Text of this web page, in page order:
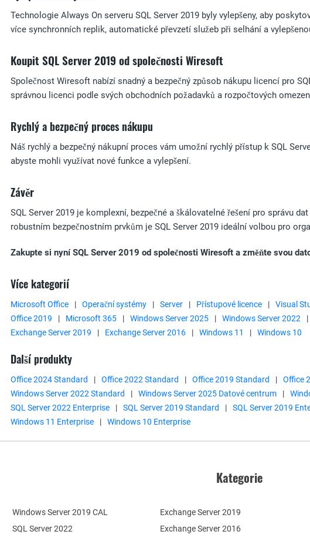
Technologie Always On serveru SQL Server 2019 byly vylepšeny, aby
více synchronních replik, automatické převzetí služeb při selhání a
Koupit SQL Server 2019 od společnosti Wiresoft
Společnost Wiresoft nabízí snadný a bezpečný způsob nákupu licencí pro
správnou licenci podle svých obchodních požadavků a rozpočtových
Rychlý a bezpečný proces nákupu
Náš rychlý a bezpečný nákupní proces vám umožní rychlý přístup k SQL
abyste mohli využívat nové funkce a vylepšení.
Závěr
SQL Server 2019 je komplexní, bezpečné a škálovatelné řešení pro správu
robustním bezpečnostním prvkům je SQL Server 2019 ideální volbou pro
Zakupte si nyní SQL Server 2019 od společnosti Wiresoft a změňte svou
Více kategorií
Microsoft Office | Operační systémy | Server | Přístupové licence | Visual
Office 2019
| Microsoft 365 | Windows Server 2025 | Windows Server 2022 |
Exchange Server 2019
| Exchange Server 2016 | Windows 11 | Windows 10
Další produkty
Office 2024 Standard | Office 2022 Standard | Office 2019 Standard | Office
Windows Server 2022 Standard
| Windows Server 2025 Datové centrum |
SQL Server 2022 Enterprise
| SQL Server 2019 Standard | SQL Server 2019
Windows 11 Enterprise
| Windows 10 Enterprise
Kategorie
Exchange Server 2019
Exchange Server 2016
SQL Server 2022
Windows Server 2019 CAL